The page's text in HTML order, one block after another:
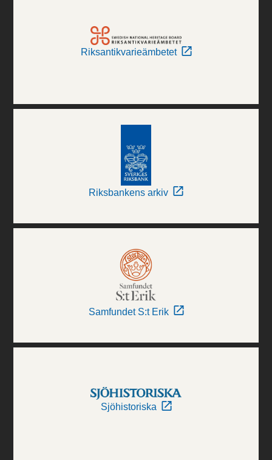
Riksantikvarieämbetet
Riksbankens arkiv
Samfundet S:t Erik
Sjöhistoriska